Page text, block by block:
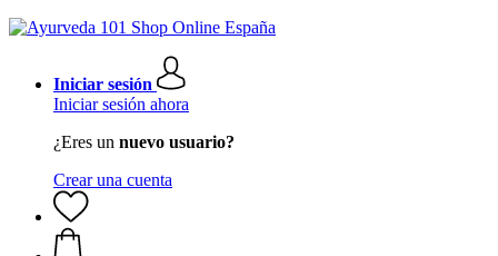
Iniciar sesión
Iniciar sesión ahora
¿Eres un nuevo usuario?
Crear una cuenta